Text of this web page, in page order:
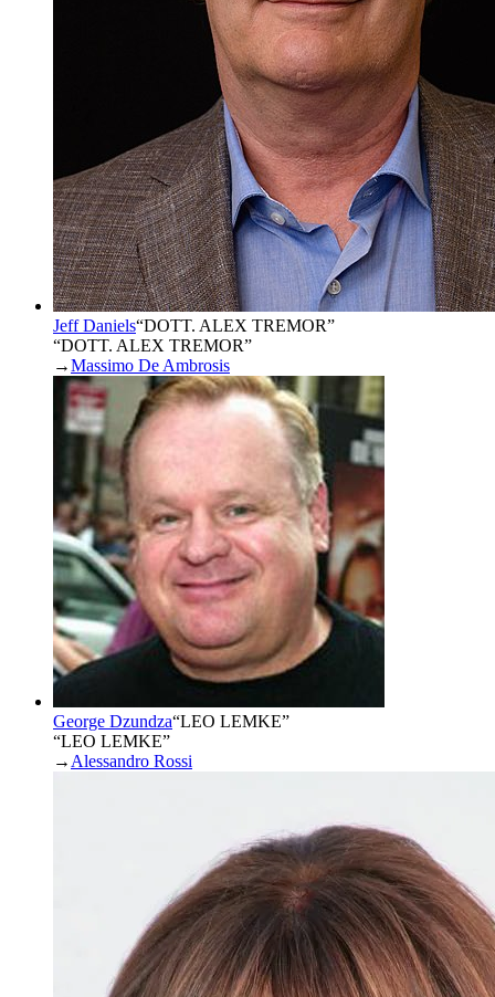
Jeff Daniels“DOTT. ALEX TREMOR”
“DOTT. ALEX TREMOR”
→Massimo De Ambrosis
George Dzundza“LEO LEMKE”
“LEO LEMKE”
→ Alessandro Rossi